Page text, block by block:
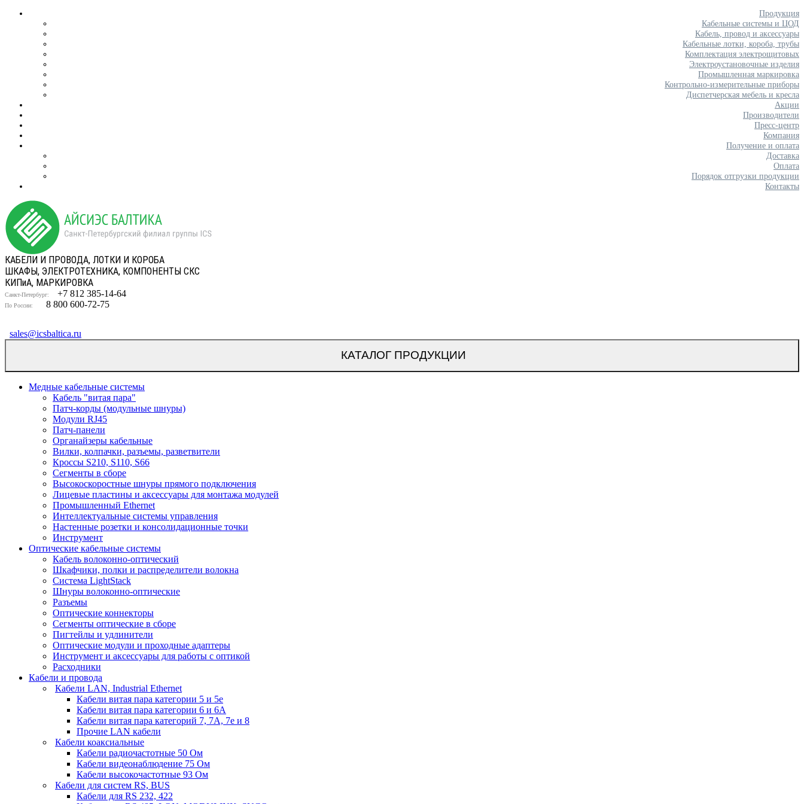
Продукция
Кабельные системы и ЦОД
Кабель, провод и аксессуары
Кабельные лотки, короба, трубы
Комплектация электрощитовых
Электроустановочные изделия
Промышленная маркировка
Контрольно-измерительные приборы
Диспетчерская мебель и кресла
Акции
Производители
Пресс-центр
Компания
Получение и оплата
Доставка
Оплата
Порядок отгрузки продукции
Контакты
КАБЕЛИ И ПРОВОДА, ЛОТКИ И КОРОБА
ШКАФЫ, ЭЛЕКТРОТЕХНИКА, КОМПОНЕНТЫ СКС
КИПиА, МАРКИРОВКА
Санкт-Петербург: +7 812 385-14-64
По России: 8 800 600-72-75
sales@icsbaltica.ru
КАТАЛОГ ПРОДУКЦИИ
Медные кабельные системы
Кабель "витая пара"
Патч-корды (модульные шнуры)
Модули RJ45
Патч-панели
Органайзеры кабельные
Вилки, колпачки, разъемы, разветвители
Кроссы S210, S110, S66
Сегменты в сборе
Высокоскоростные шнуры прямого подключения
Лицевые пластины и аксессуары для монтажа модулей
Промышленный Ethernet
Интеллектуальные системы управления
Настенные розетки и консолидационные точки
Инструмент
Оптические кабельные системы
Кабель волоконно-оптический
Шкафчики, полки и распределители волокна
Система LightStack
Шнуры волоконно-оптические
Разъемы
Оптические коннекторы
Сегменты оптические в сборе
Пигтейлы и удлинители
Оптические модули и проходные адаптеры
Инструмент и аксессуары для работы с оптикой
Расходники
Кабели и провода
Кабели LAN, Industrial Ethernet
Кабели витая пара категории 5 и 5е
Кабели витая пара категории 6 и 6A
Кабели витая пара категорий 7, 7А, 7е и 8
Прочие LAN кабели
Кабели коаксиальные
Кабели радиочастотные 50 Ом
Кабели видеонаблюдение 75 Ом
Кабели высокочастотные 93 Ом
Кабели для систем RS, BUS
Кабели для RS 232, 422